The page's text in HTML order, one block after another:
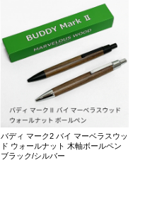
バディ マーク2 バイ マーベラスウッ
ド ウォールナット 木軸ボールペン
ブラック/シルバー